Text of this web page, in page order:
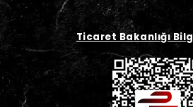
Ticaret Bakanlığı